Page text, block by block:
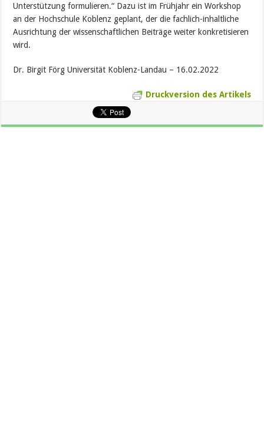
Unterstützung formulieren.“ Dazu ist im Frühjahr ein Workshop
an der Hochschule Koblenz geplant, der die fachlich-inhaltliche
Ausrichtung der wissenschaftlichen Beiträge weiter konkretisieren
wird.
Dr. Birgit Förg Universität Koblenz-Landau – 16.02.2022
Druckversion des Artikels